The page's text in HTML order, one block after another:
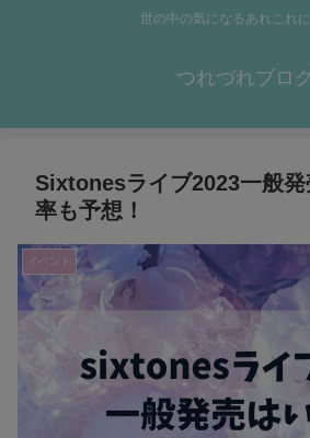
世の中の気になるあれこれ
つれづれブロ
Sixtonesライブ2023一般
率も予想！
イベント